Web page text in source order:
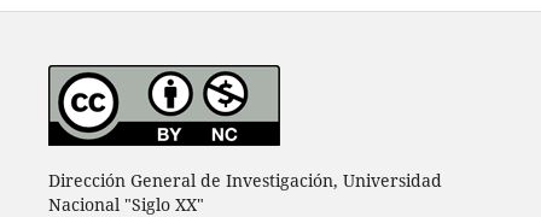
Dirección General de Investigación, Universidad
Nacional "Siglo XX"